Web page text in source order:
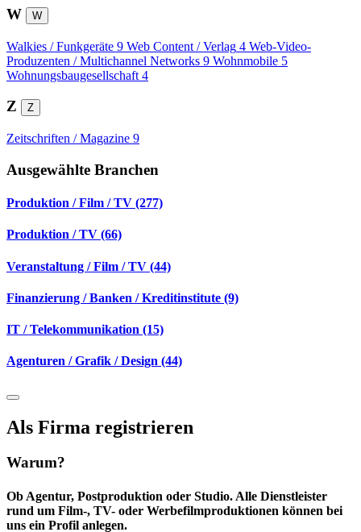
W W
Walkies / Funkgeräte 9 Web Content / Verlag 4 Web-Video-
Produzenten / Multichannel Networks 9 Wohnmobile 5
Wohnungsbaugesellschaft 4
Z Z
Zeitschriften / Magazine 9
Ausgewählte Branchen
Produktion / Film / TV (277)
Produktion / TV (66)
Veranstaltung / Film / TV (44)
Finanzierung / Banken / Kreditinstitute (9)
IT / Telekommunikation (15)
Agenturen / Grafik / Design (44)
Als Firma registrieren
Warum?
Ob Agentur, Postproduktion oder Studio. Alle Dienstleister
rund um Film-, TV- oder Werbefilmproduktionen können bei
uns ein Profil anlegen.